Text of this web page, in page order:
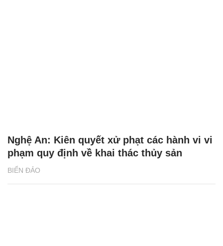
BIỂN ĐẢO
Nghệ An: Kiên quyết xử phạt các hành vi vi
phạm quy định về khai thác thủy sản